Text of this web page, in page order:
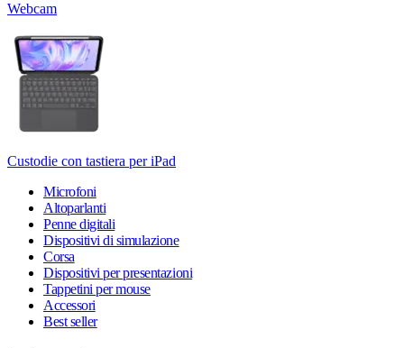
Webcam
Custodie con tastiera per iPad
Microfoni
Altoparlanti
Penne digitali
Dispositivi di simulazione
Corsa
Dispositivi per presentazioni
Tappetini per mouse
Accessori
Best seller